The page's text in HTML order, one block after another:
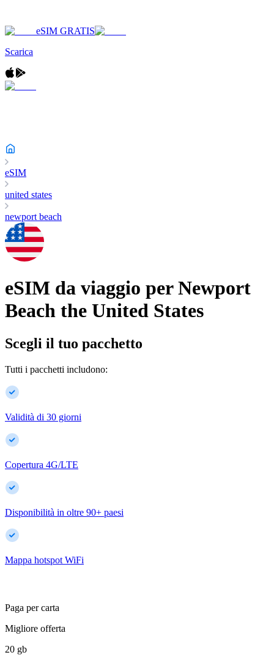
eSIM GRATIS
Scarica
eSIM
united states
newport beach
eSIM da viaggio per Newport
Beach the United States
Scegli il tuo pacchetto
Tutti i pacchetti includono:
Validità di 30 giorni
Copertura 4G/LTE
Disponibilità in oltre 90+ paesi
Mappa hotspot WiFi
Paga per carta
Migliore offerta
20 gb